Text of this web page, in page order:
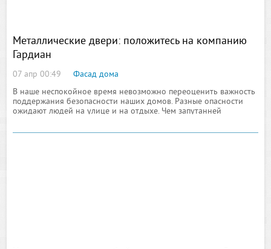
Металлические двери: положитесь на компанию
Гардиан
07 апр 00:49
Фасад дома
В наше неспокойное время невозможно переоценить важность
поддержания безопасности наших домов. Разные опасности
ожидают людей на улице и на отдыхе. Чем запутанней